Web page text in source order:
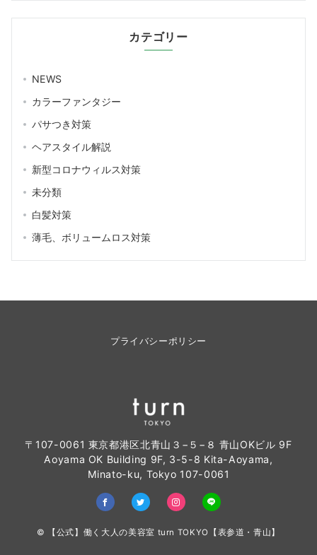
カテゴリー
NEWS
カラーファンタジー
パサつき対策
ヘアスタイル解説
新型コロナウィルス対策
未分類
白髪対策
薄毛、ボリュームロス対策
プライバシーポリシー
〒107-0061 東京都港区北青山３−５−８ 青山OKビル 9F
Aoyama OK Building 9F, 3-5-8 Kita-Aoyama,
Minato-ku, Tokyo 107-0061
© 【公式】働く大人の美容室 turn TOKYO【表参道・青山】